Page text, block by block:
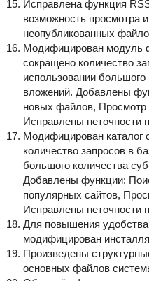
Исправлена функция
возможность просмотра
неопубликованных
Модифицирован модуль
сокращено количество
использовании большого
вложений. Добавлены
новых файлов,
Исправлены неточности
Модифицирован каталог
количество запросов в
большого количества
Добавлены функции:
популярных сайтов,
Исправлены неточности
Для повышения
модифицирован
Произведены
основных файлов